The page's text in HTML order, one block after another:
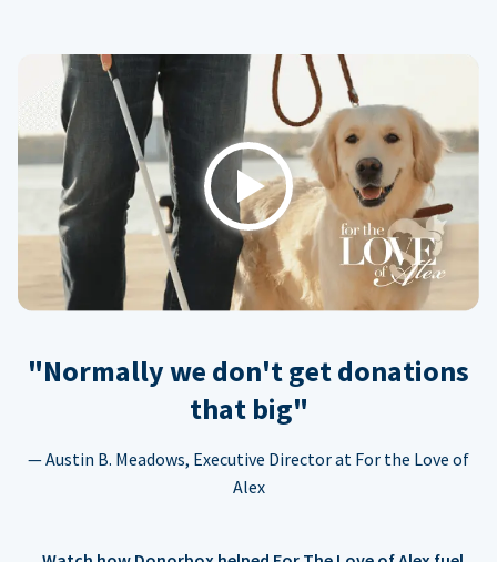
Play
"Normally we don't get donations
that big"
— Austin B. Meadows, Executive Director at For the Love of
Alex